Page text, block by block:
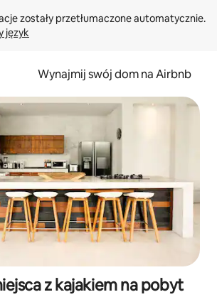
język
Wynajmij swój dom na Airbnb
z kajakiem na pobyt